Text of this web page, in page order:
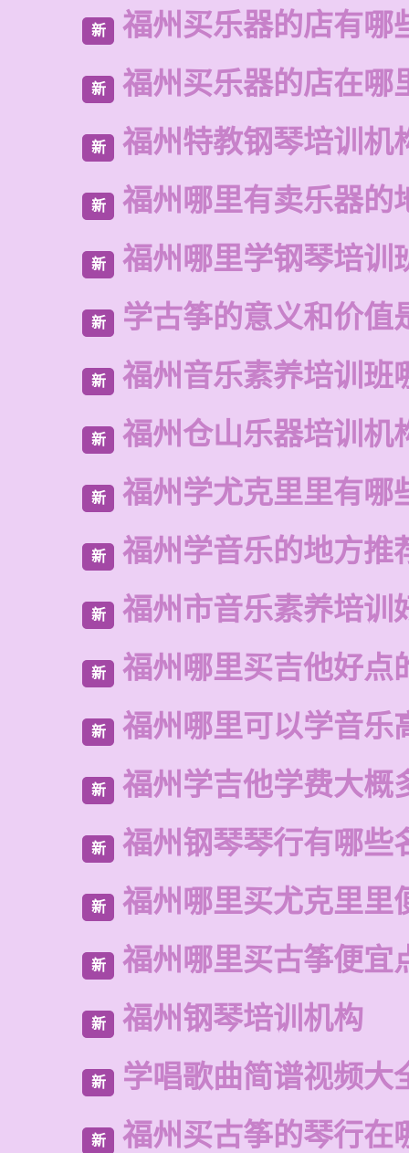
新 福州买乐器的店有哪
新 福州买乐器的店在哪
新 福州特教钢琴培训机
新 福州哪里有卖乐器的
新 福州哪里学钢琴培训
新 学古筝的意义和价值
新 福州音乐素养培训班
新 福州仓山乐器培训机
新 福州学尤克里里有哪
新 福州学音乐的地方推
新 福州市音乐素养培训
新 福州哪里买吉他好点
新 福州哪里可以学音乐
新 福州学吉他学费大概
新 福州钢琴琴行有哪些
新 福州哪里买尤克里里
新 福州哪里买古筝便宜
新 福州钢琴培训机构
新 学唱歌曲简谱视频大
新 福州买古筝的琴行在